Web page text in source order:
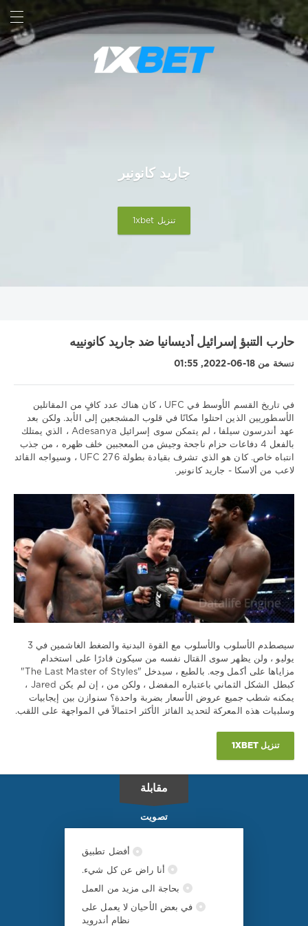
بحث
جاريد كانونير
تنزيل 1xbet
البرتغال الدوري الاسباني الدوري الالماني الدوري الاوروبي
الدوري الروسي الممتاز الدوري الفرنسي 1
السويد انتر بايرن برشلونة بريميرا
بطولة العالم لهوكي الجليد بطولة بيلاروسيا دوري VTB يونايتد
دوري أبطال أوروبا دوري الأمم الأوروبية
دوري الدرجة الاولى الايطالي دينامو موسكو روما
زينيت سسكا سويسرا عصبة الأمم فنلندا فياريال
لوكوموتيف كوبان ليفربول
نابولي نيزهني نوفجورود نيوكاسل
Show all tags
حارب التنبؤ إسرائيل أديسانيا ضد جاريد كانونييه
نسخة من 18-06-2022, 01:55
نصائح
رياضية
/
Download
إسرائيل
Adesanya
,
جاريد
276
في تاريخ القسم الأوسط في UFC ، كان هناك عدد كافٍ من المقاتلين
الأسطوريين الذين احتلوا مكانًا في قلوب المشجعين إلى الأبد. ولكن بعد
عهد أندرسون سيلفا ، لم يتمكن سوى إسرائيل Adesanya ، الذي يمتلك
بالفعل 4 دفاعات حزام ناجحة وجيش من المعجبين خلف ظهره ، من جذب
انتباه خاص. كان هو الذي تشرف بقيادة بطولة UFC 276 ، وسيواجه القائد
لاعب من ألاسكا - جاريد كانونير.
سيصطدم الأسلوب والأسلوب مع القوة البدنية والضغط الغاشمين في 3
يوليو ، ولن يظهر سوى القتال نفسه من سيكون قادرًا على استخدام
مزاياها على أكمل وجه. بالطبع ، سيدخل "The Last Master of Styles"
كبطل الشكل الثماني باعتباره المفضل ، ولكن من ، إن لم يكن Jared ،
يمكنه شطب جميع عروض الأسعار بضربة واحدة؟ سنوازن بين إيجابيات
وسلبيات هذه المعركة لتحديد الفائز الأكثر احتمالاً في المواجهة على اللقب.
تنزيل 1XBET
مقابلة
تصويت
أفضل تطبيق
أنا راض عن كل شيء.
بحاجة الى مزيد من العمل
في بعض الأحيان لا يعمل على
نظام أندرويد